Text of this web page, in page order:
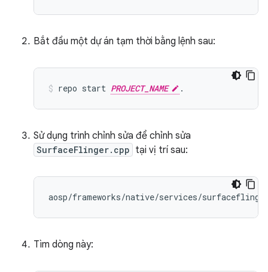
Bắt đầu một dự án tạm thời bằng lệnh sau:
repo start PROJECT_NAME .
Sử dụng trình chỉnh sửa để chỉnh sửa
SurfaceFlinger.cpp tại vị trí sau:
Tìm dòng này: